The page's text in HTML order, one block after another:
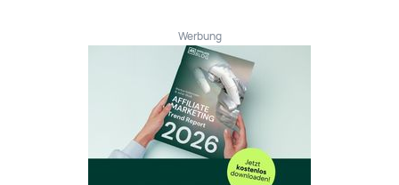
Werbung